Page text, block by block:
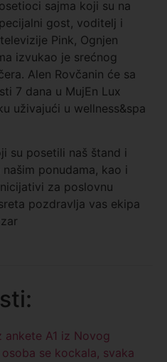
sajma koji su na
gost, voditelj i
Pink, Ognjen
izvukao je srećnog
Alen Rovčanin će sa
7 dana u MujEn Lux
uživajući u wellness&spa
su posetili naš štand i
ponudama, kao i
za poslovnu
pozdravlja vas ekipa
A1 iz Novog
se kockala, svaka